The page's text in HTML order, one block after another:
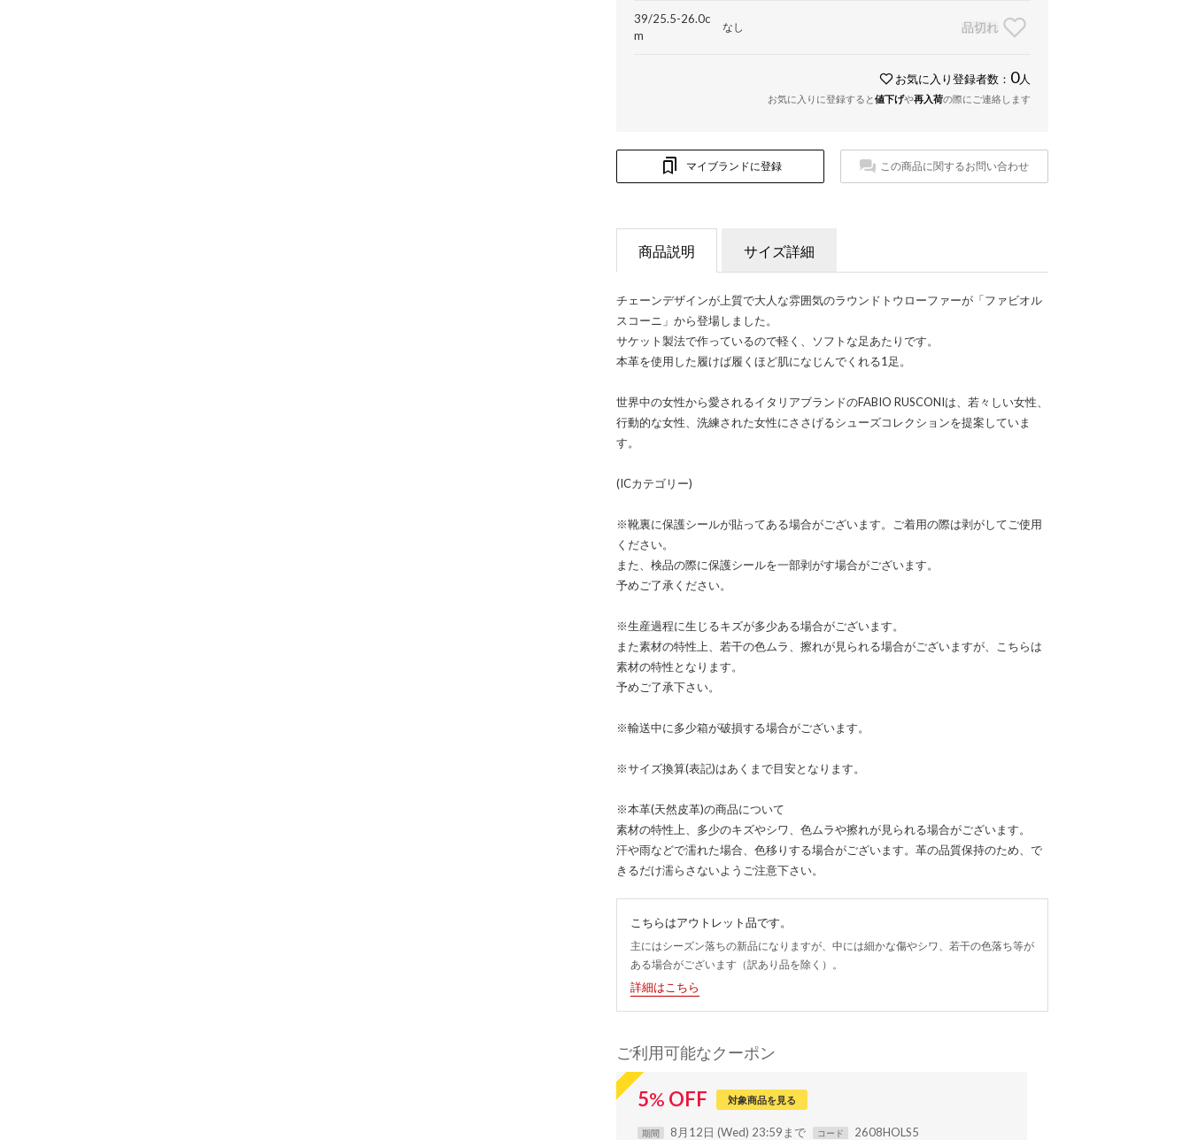
39/25.5-26.0c
m
なし 品切れ
お気に入り登録者数： 0人
お気に入りに登録すると値下げや再入荷の際にご連絡します
マイブランドに登録 この商品に関するお問い合わせ
商品説明 サイズ詳細
チェーンデザインが上質で大人な雰囲気のラウンドトウローファーが「ファビオル
スコーニ」から登場しました。
サケット製法で作っているので軽く、ソフトな足あたりです。
本革を使用した履けば履くほど肌になじんでくれる1足。
世界中の女性から愛されるイタリアブランドのFABIO RUSCONIは、若々しい女性、
行動的な女性、洗練された女性にささげるシューズコレクションを提案していま
す。
(ICカテゴリー)
※靴裏に保護シールが貼ってある場合がございます。ご着用の際は剥がしてご使用
ください。
また、検品の際に保護シールを一部剥がす場合がございます。
予めご了承ください。
※生産過程に生じるキズが多少ある場合がございます。
また素材の特性上、若干の色ムラ、擦れが見られる場合がございますが、こちらは
素材の特性となります。
予めご了承下さい。
※輸送中に多少箱が破損する場合がございます。
※サイズ換算(表記)はあくまで目安となります。
※本革(天然皮革)の商品について
素材の特性上、多少のキズやシワ、色ムラや擦れが見られる場合がございます。
汗や雨などで濡れた場合、色移りする場合がございます。革の品質保持のため、で
きるだけ濡らさないようご注意下さい。
こちらはアウトレット品です。
主にはシーズン落ちの新品になりますが、中には細かな傷やシワ、若干の色落ち等が
ある場合がございます（訳あり品を除く）。
詳細はこちら
ご利用可能なクーポン
5% OFF 対象商品を見る
期間 8月12日 (Wed) 23:59まで コード 2608HOLS5